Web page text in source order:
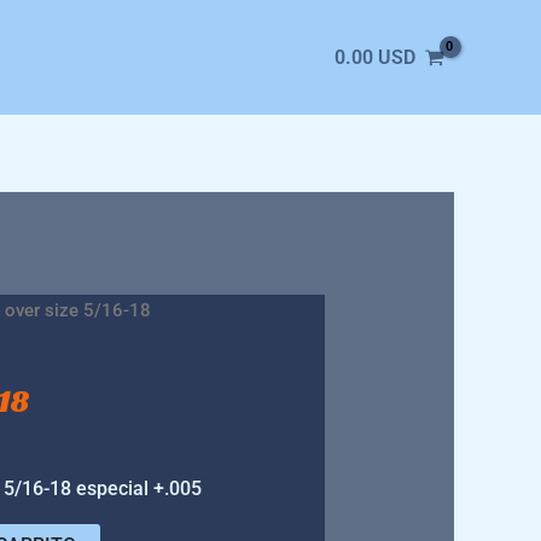
0.00 USD
size 5/16-18
5/16-18 especial +.005